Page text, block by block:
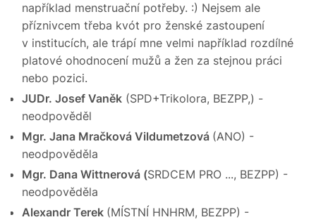
například menstruační potřeby. :) Nejsem ale
příznivcem třeba kvót pro ženské zastoupení
v institucích, ale trápí mne velmi například rozdílné
platové ohodnocení mužů a žen za stejnou práci
nebo pozici.
JUDr. Josef Vaněk (SPD+Trikolora, BEZPP,) -
neodpověděl
Mgr. Jana Mračková Vildumetzová (ANO) -
neodpověděla
Mgr. Dana Wittnerová (SRDCEM PRO ..., BEZPP) -
neodpověděla
Alexandr Terek (MÍSTNÍ HNHRM, BEZPP) -